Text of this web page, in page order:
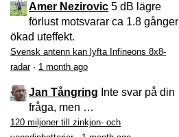
Amer Nezirovic 5 dB lägre
förlust motsvarar ca 1.8 gånger
ökad uteffekt.
Svensk antenn kan lyfta Infineons 8x8-
radar· 1 month ago
Jan Tångring Inte svar på din
fråga, men …
120 miljoner till zinkjon- och